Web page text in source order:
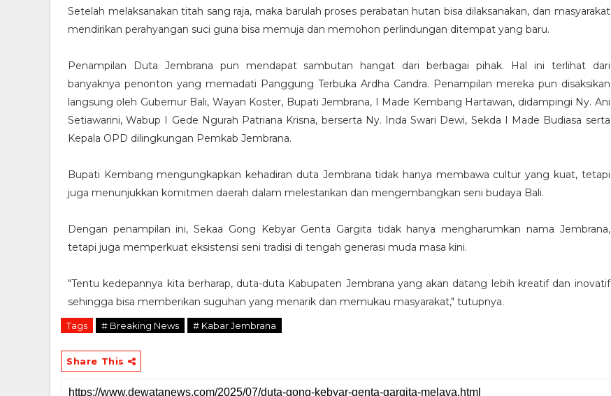
Setelah melaksanakan titah sang raja, maka barulah proses perabatan hutan bisa dilaksanakan, dan masyarakat
mendirikan perahyangan suci guna bisa memuja dan memohon perlindungan ditempat yang baru.
Penampilan Duta Jembrana pun mendapat sambutan hangat dari berbagai pihak. Hal ini terlihat dari
banyaknya penonton yang memadati Panggung Terbuka Ardha Candra. Penampilan mereka pun disaksikan
langsung oleh Gubernur Bali, Wayan Koster, Bupati Jembrana, I Made Kembang Hartawan, didampingi Ny. Ani
Setiawarini, Wabup I Gede Ngurah Patriana Krisna, berserta Ny. Inda Swari Dewi, Sekda I Made Budiasa serta
Kepala OPD dilingkungan Pemkab Jembrana.
Bupati Kembang mengungkapkan kehadiran duta Jembrana tidak hanya membawa cultur yang kuat, tetapi
juga menunjukkan komitmen daerah dalam melestarikan dan mengembangkan seni budaya Bali.
Dengan penampilan ini, Sekaa Gong Kebyar Genta Gargita tidak hanya mengharumkan nama Jembrana,
tetapi juga memperkuat eksistensi seni tradisi di tengah generasi muda masa kini.
"Tentu kedepannya kita berharap, duta-duta Kabupaten Jembrana yang akan datang lebih kreatif dan inovatif
sehingga bisa memberikan suguhan yang menarik dan memukau masyarakat," tutupnya.
Tags # Breaking News # Kabar Jembrana
Share This